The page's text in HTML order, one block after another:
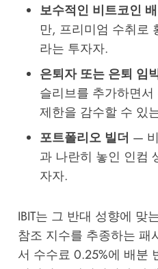
보수적인 비트코인
만, 프리미엄 수취로
라는 투자자.
은퇴자 또는 은퇴 임
슬리브를 추가하면
제한을 감수할 수 있
포트폴리오 빌더 —
과 나란히 놓인 인컴
자자.
IBIT는 그 반대 성향에 맞
참조 지수를 추종하는 패
서 수수료 0.25%에 배분